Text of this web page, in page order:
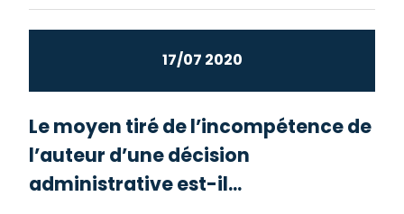
17/07 2020
Le moyen tiré de l’incompétence de
l’auteur d’une décision
administrative est-il...